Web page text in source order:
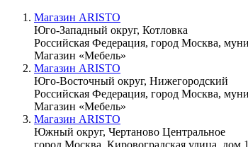
Магазин ARISTO
Юго-Западный округ, Котловка
Российская Федерация, город Москва,
Магазин «Мебель»
Магазин ARISTO
Юго-Восточный округ, Нижегородский
Российская Федерация, город Москва,
Магазин «Мебель»
Магазин ARISTO
Южный округ, Чертаново Центральное
город Москва, Кировоградская улица, дом